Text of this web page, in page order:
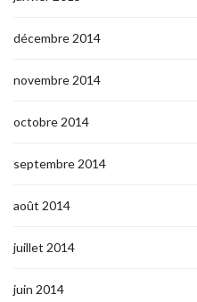
décembre 2014
novembre 2014
octobre 2014
septembre 2014
août 2014
juillet 2014
juin 2014